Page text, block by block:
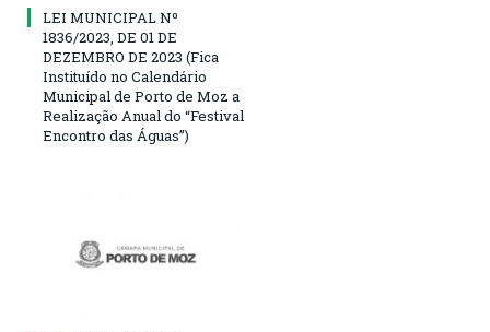
LEI MUNICIPAL Nº
1836/2023, DE 01 DE
DEZEMBRO DE 2023 (Fica
Instituído no Calendário
Municipal de Porto de Moz a
Realização Anual do “Festival
Encontro das Águas”)